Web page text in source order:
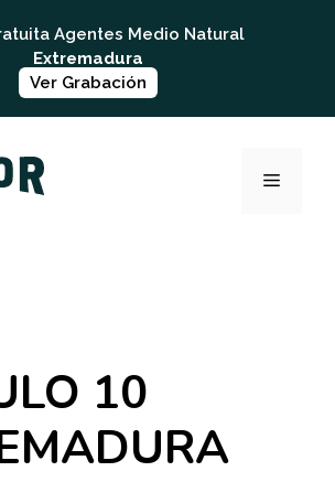
Agentes Medio Natural
Extremadura
Ver Grabación
MENÚ
10